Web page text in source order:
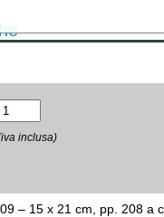
inclusa)
– 15 x 21 cm, pp. 208 a